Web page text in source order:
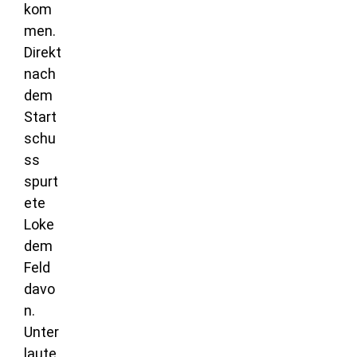
kom
men.
Direkt
nach
dem
Start
schu
ss
spurt
ete
Loke
dem
Feld
davo
n.
Unter
laute